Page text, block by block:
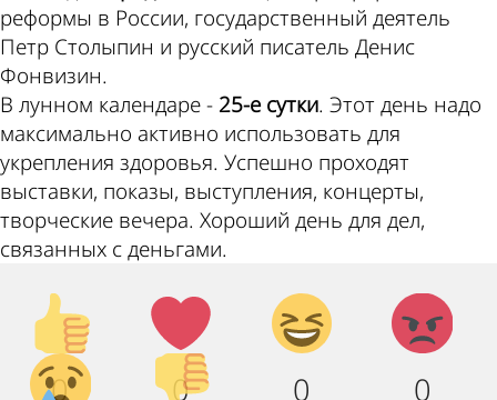
реформы в России, государственный деятель
Петр Столыпин и русский писатель Денис
Фонвизин.
В лунном календаре - 25-е сутки. Этот день надо
максимально активно использовать для
укрепления здоровья. Успешно проходят
выставки, показы, выступления, концерты,
творческие вечера. Хороший день для дел,
связанных с деньгами.
Палец
вверх!
0
Лайк!
0
Дикий
смех!
0
Агрессия!
0
Грусть
Палец